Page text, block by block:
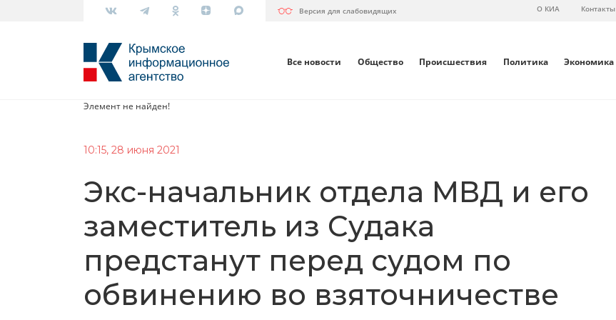
Версия для слабовидящих О КИА Контакты
Все новости Общество Происшествия Политика Экономика
Элемент не найден!
10:15, 28 июня 2021
Экс-начальник отдела МВД и его
заместитель из Судака
предстанут перед судом по
обвинению во взяточничестве